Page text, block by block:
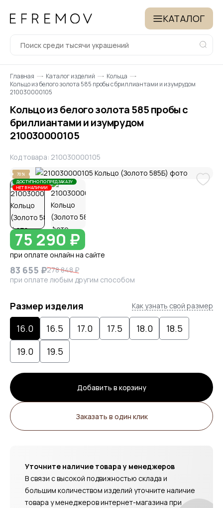
КАТАЛОГ
Главная Каталог изделий
Кольца
Кольцо из белого золота 585 пробы с бриллиантами и изумрудом
210030000105
Кольцо из белого золота 585 пробы с
бриллиантами и изумрудом
210030000105
Код товара: 210030000105
70%
ДОСТУПНО ПО ПРЕДЗАКАЗУ
НЕТ В НАЛИЧИИ
75 290 ₽
при оплате онлайн на сайте
83 655 ₽278 848 ₽
при оплате любым другим способом
Размер изделия Как узнать свой размер
16.0 16.5 17.0 17.5 18.0
18.5
19.0
19.5
Добавить в корзину
Заказать в один клик
Уточните наличие товара у менеджеров
В связи с высокой подвижностью склада и
большим количеством изделий уточните наличие
товара у менеджеров интернет-магазина при